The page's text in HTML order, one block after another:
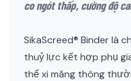
co ngót thấp, cường độ
SikaScreed® Binder là
thuỷ lực kết hợp phụ
thế xi măng thông